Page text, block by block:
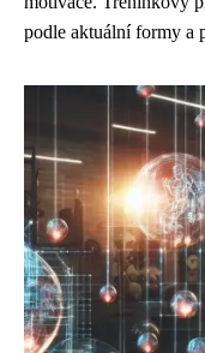
podle aktuální formy a